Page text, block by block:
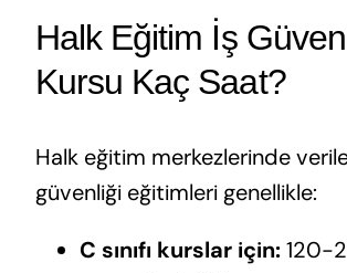
Halk Eğitim İş
Kursu Kaç Saat?
Halk eğitim merkezlerinde
güvenliği eğitimleri genellikle:
C sınıfı kurslar için:120-